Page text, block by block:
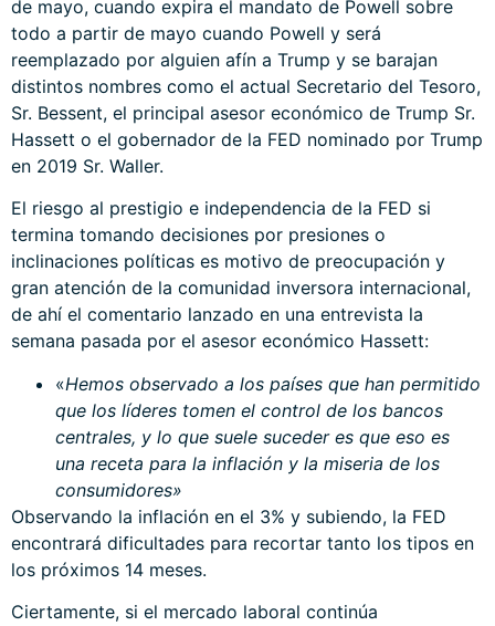
de mayo, cuando expira el mandato de Powell sobre
todo a partir de mayo cuando Powell y será
reemplazado por alguien afín a Trump y se barajan
distintos nombres como el actual Secretario del Tesoro,
Sr. Bessent, el principal asesor económico de Trump Sr.
Hassett o el gobernador de la FED nominado por Trump
en 2019 Sr. Waller.
El riesgo al prestigio e independencia de la FED si
termina tomando decisiones por presiones o
inclinaciones políticas es motivo de preocupación y
gran atención de la comunidad inversora internacional,
de ahí el comentario lanzado en una entrevista la
semana pasada por el asesor económico Hassett:
«Hemos observado a los países que han permitido
que los líderes tomen el control de los bancos
centrales, y lo que suele suceder es que eso es
una receta para la inflación y la miseria de los
consumidores»
Observando la inflación en el 3% y subiendo, la FED
encontrará dificultades para recortar tanto los tipos en
los próximos 14 meses.
Ciertamente, si el mercado laboral continúa